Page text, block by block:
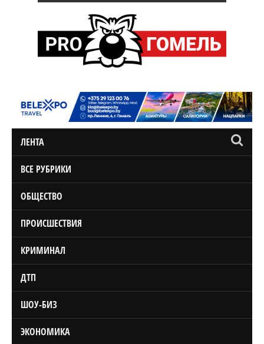
ЛЕНТА
ВСЕ РУБРИКИ
ОБЩЕСТВО
ПРОИСШЕСТВИЯ
КРИМИНАЛ
ДТП
ШОУ-БИЗ
ЭКОНОМИКА